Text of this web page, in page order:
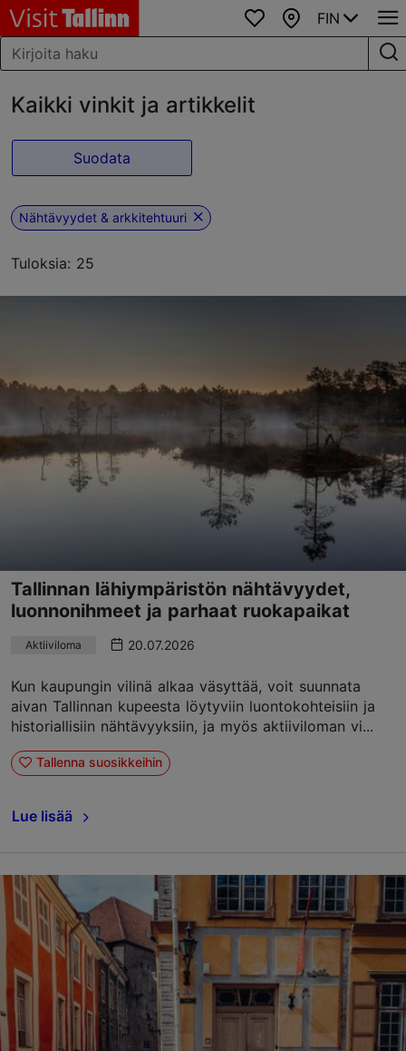
SuosikitKartta
FIN
Kaikki vinkit ja artikkelit
Suodata
Nähtävyydet & arkkitehtuuri
Tuloksia: 25
Tallinnan lähiympäristön nähtävyydet,
luonnonihmeet ja parhaat ruokapaikat
Aktiiviloma 20.07.2026
Kun kaupungin vilinä alkaa väsyttää, voit suunnata
aivan Tallinnan kupeesta löytyviin luontokohteisiin ja
historiallisiin nähtävyyksiin, ja myös aktiiviloman vi...
Tallenna suosikkeihin
Lue lisää